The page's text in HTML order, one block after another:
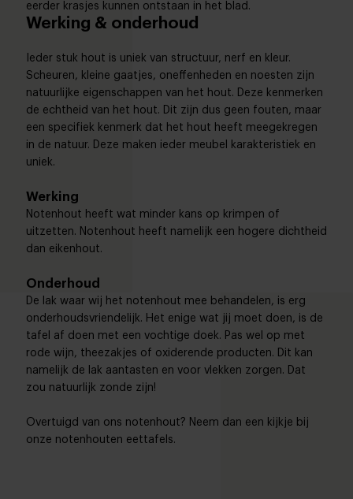
eerder krasjes kunnen ontstaan in het blad.
Werking & onderhoud
Ieder stuk hout is uniek van structuur, nerf en kleur.
Scheuren, kleine gaatjes, oneffenheden en noesten zijn
natuurlijke eigenschappen van het hout. Deze kenmerken
de echtheid van het hout. Dit zijn dus geen fouten, maar
een specifiek kenmerk dat het hout heeft meegekregen
in de natuur. Deze maken ieder meubel karakteristiek en
uniek.
Werking
Notenhout heeft wat minder kans op krimpen of
uitzetten. Notenhout heeft namelijk een hogere dichtheid
dan eikenhout.
Onderhoud
De lak waar wij het notenhout mee behandelen, is erg
onderhoudsvriendelijk. Het enige wat jij moet doen, is de
tafel af doen met een vochtige doek. Pas wel op met
rode wijn, theezakjes of oxiderende producten. Dit kan
namelijk de lak aantasten en voor vlekken zorgen. Dat
zou natuurlijk zonde zijn!
Overtuigd van ons notenhout? Neem dan een kijkje bij
onze notenhouten eettafels.